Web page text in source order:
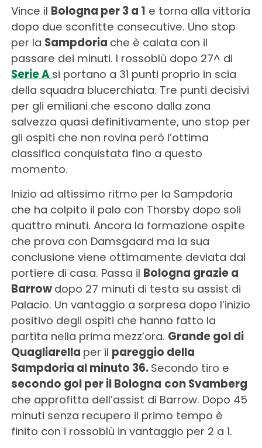
Vince il Bologna per 3 a 1 e torna alla vittoria
dopo due sconfitte consecutive. Uno stop
per la Sampdoria che è calata con il
passare dei minuti. I rossoblù dopo 27^ di
Serie A si portano a 31 punti proprio in scia
della squadra blucerchiata. Tre punti decisivi
per gli emiliani che escono dalla zona
salvezza quasi definitivamente, uno stop per
gli ospiti che non rovina però l’ottima
classifica conquistata fino a questo
momento.
Inizio ad altissimo ritmo per la Sampdoria
che ha colpito il palo con Thorsby dopo soli
quattro minuti. Ancora la formazione ospite
che prova con Damsgaard ma la sua
conclusione viene ottimamente deviata dal
portiere di casa. Passa il Bologna grazie a
Barrow dopo 27 minuti di testa su assist di
Palacio. Un vantaggio a sorpresa dopo l’inizio
positivo degli ospiti che hanno fatto la
partita nella prima mezz’ora. Grande gol di
Quagliarella per il pareggio della
Sampdoria al minuto 36. Secondo tiro e
secondo gol per il Bologna con Svamberg
che approfitta dell’assist di Barrow. Dopo 45
minuti senza recupero il primo tempo è
finito con i rossoblù in vantaggio per 2 a 1.